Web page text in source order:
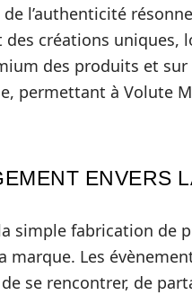
l’authenticité
des créations uniques,
des produits et sur
permettant à Volute
ENVERS
simple fabrication de
marque. Les
se rencontrer, de